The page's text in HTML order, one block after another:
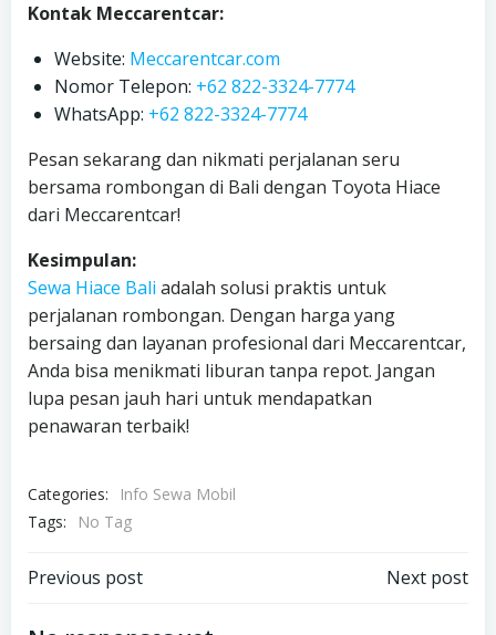
Kontak Meccarentcar:
Website: Meccarentcar.com
Nomor Telepon: +62 822-3324-7774
WhatsApp: +62 822-3324-7774
Pesan sekarang dan nikmati perjalanan seru
bersama rombongan di Bali dengan Toyota Hiace
dari Meccarentcar!
Kesimpulan:
Sewa Hiace Bali adalah solusi praktis untuk
perjalanan rombongan. Dengan harga yang
bersaing dan layanan profesional dari Meccarentcar,
Anda bisa menikmati liburan tanpa repot. Jangan
lupa pesan jauh hari untuk mendapatkan
penawaran terbaik!
Categories:
Info Sewa Mobil
Tags:
No Tag
Post
Previous post Next post